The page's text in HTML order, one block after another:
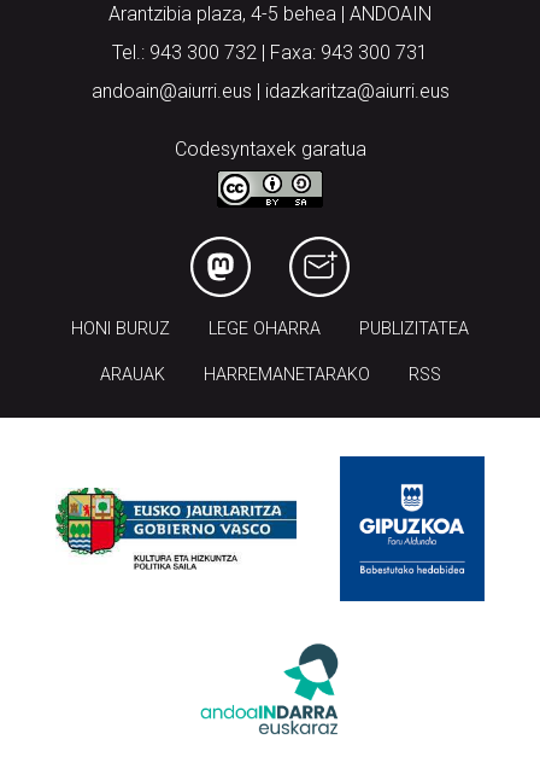
Arantzibia plaza, 4-5 behea | ANDOAIN
Tel.: 943 300 732 | Faxa: 943 300 731
andoain@aiurri.eus | idazkaritza@aiurri.eus
Codesyntaxek garatua
HONI BURUZ LEGE OHARRA PUBLIZITATEA
ARAUAK HARREMANETARAKO RSS